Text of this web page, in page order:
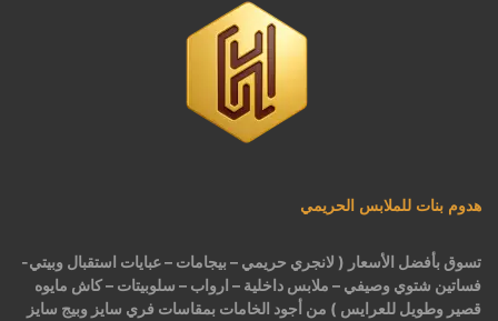
هدوم بنات للملابس الحريمي
تسوق بأفضل الأسعار ( لانجري حريمي – بيجامات – عبايات استقبال وبيتي-
فساتين شتوي وصيفي – ملابس داخلية – ارواب – سلوبيتات – كاش مايوه
قصير وطويل للعرايس ) من أجود الخامات بمقاسات فري سايز وبيج سايز